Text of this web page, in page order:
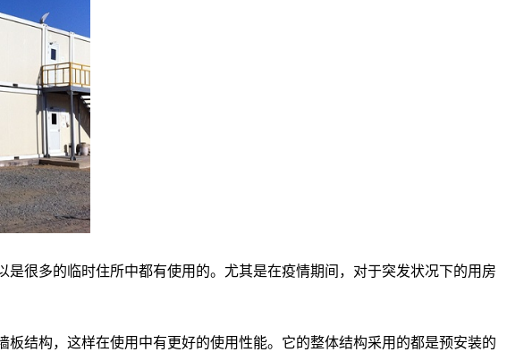
很多的临时住所中都有使用的。尤其是在疫情期间，对于突发状况下的用房
结构，这样在使用中有更好的使用性能。它的整体结构采用的都是预安装的